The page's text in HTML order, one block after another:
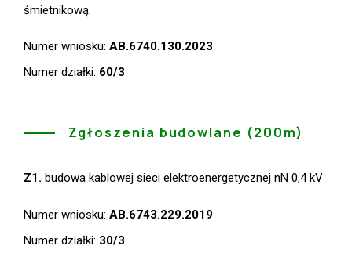
śmietnikową.
Numer wniosku: AB.6740.130.2023
Numer działki: 60/3
Zgłoszenia budowlane (200m)
Z1. budowa kablowej sieci elektroenergetycznej nN 0,4 kV
Numer wniosku: AB.6743.229.2019
Numer działki: 30/3